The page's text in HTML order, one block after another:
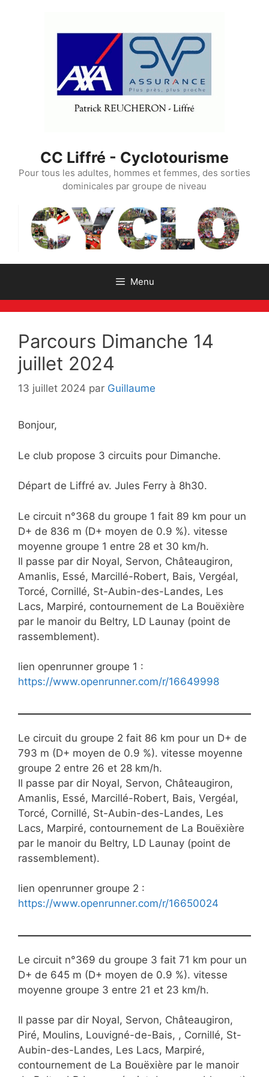
CC Liffré - Cyclotourisme
Pour tous les adultes, hommes et femmes, des sorties
dominicales par groupe de niveau
Menu
Parcours Dimanche 14
juillet 2024
13 juillet 2024 par Guillaume
Bonjour,
Le club propose 3 circuits pour Dimanche.
Départ de Liffré av. Jules Ferry à 8h30.
Le circuit n°368 du groupe 1 fait 89 km pour un
D+ de 836 m (D+ moyen de 0.9 %). vitesse
moyenne groupe 1 entre 28 et 30 km/h.
Il passe par dir Noyal, Servon, Châteaugiron,
Amanlis, Essé, Marcillé-Robert, Bais, Vergéal,
Torcé, Cornillé, St-Aubin-des-Landes, Les
Lacs, Marpiré, contournement de La Bouëxière
par le manoir du Beltry, LD Launay (point de
rassemblement).
lien openrunner groupe 1 :
https://www.openrunner.com/r/16649998
Le circuit du groupe 2 fait 86 km pour un D+ de
793 m (D+ moyen de 0.9 %). vitesse moyenne
groupe 2 entre 26 et 28 km/h.
Il passe par dir Noyal, Servon, Châteaugiron,
Amanlis, Essé, Marcillé-Robert, Bais, Vergéal,
Torcé, Cornillé, St-Aubin-des-Landes, Les
Lacs, Marpiré, contournement de La Bouëxière
par le manoir du Beltry, LD Launay (point de
rassemblement).
lien openrunner groupe 2 :
https://www.openrunner.com/r/16650024
Le circuit n°369 du groupe 3 fait 71 km pour un
D+ de 645 m (D+ moyen de 0.9 %). vitesse
moyenne groupe 3 entre 21 et 23 km/h.
Il passe par dir Noyal, Servon, Châteaugiron,
Piré, Moulins, Louvigné-de-Bais, , Cornillé, St-
Aubin-des-Landes, Les Lacs, Marpiré,
contournement de La Bouëxière par le manoir